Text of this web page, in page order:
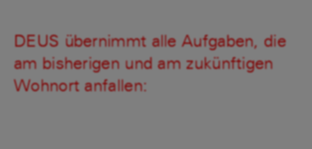
DEUS übernimmt alle Aufgaben, die
am bisherigen und am zukünftigen
Wohnort anfallen: